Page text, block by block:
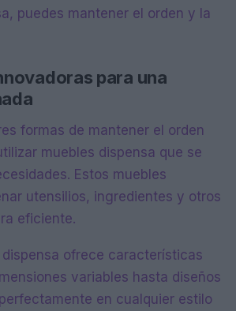
puedes mantener el orden y la
para una
formas de mantener el orden
muebles dispensa que se
Estos muebles
utensilios, ingredientes y otros
eficiente.
ofrece características
variables hasta diseños
en cualquier estilo